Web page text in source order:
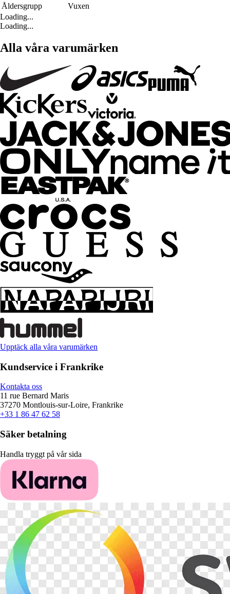
Åldersgrupp
Vuxen
Loading...
Loading...
Alla våra varumärken
Upptäck alla våra varumärken
Kundservice i Frankrike
Kontakta oss
11 rue Bernard Maris
37270 Montlouis-sur-Loire, Frankrike
+33 1 86 47 62 58
Säker betalning
Handla tryggt på vår sida